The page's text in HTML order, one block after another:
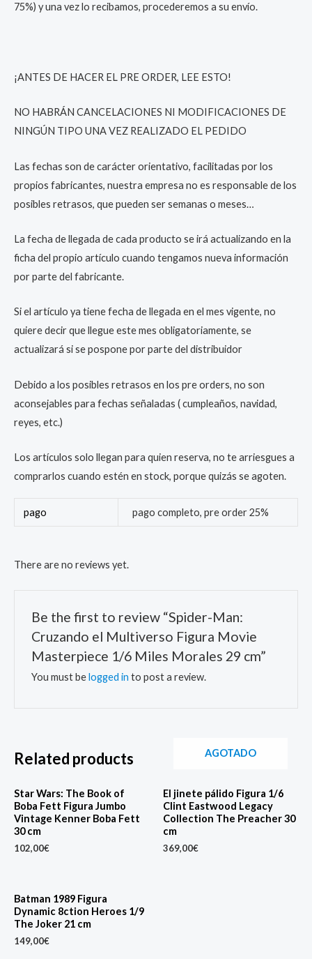
75%) y una vez lo recibamos, procederemos a su envío.
¡ANTES DE HACER EL PRE ORDER, LEE ESTO!
NO HABRÁN CANCELACIONES NI MODIFICACIONES DE
NINGÚN TIPO UNA VEZ REALIZADO EL PEDIDO
Las fechas son de carácter orientativo, facilitadas por los
propios fabricantes, nuestra empresa no es responsable de los
posibles retrasos, que pueden ser semanas o meses…
La fecha de llegada de cada producto se irá actualizando en la
ficha del propio artículo cuando tengamos nueva información
por parte del fabricante.
Si el artículo ya tiene fecha de llegada en el mes vigente, no
quiere decir que llegue este mes obligatoriamente, se
actualizará si se pospone por parte del distribuidor
Debido a los posibles retrasos en los pre orders, no son
aconsejables para fechas señaladas ( cumpleaños, navidad,
reyes, etc.)
Los artículos solo llegan para quien reserva, no te arriesgues a
comprarlos cuando estén en stock, porque quizás se agoten.
pago pago completo, pre order 25%
There are no reviews yet.
Be the first to review “Spider-Man:
Cruzando el Multiverso Figura Movie
Masterpiece 1/6 Miles Morales 29 cm”
You must belogged in to post a review.
Related products
Star Wars: The Book of
Boba Fett Figura Jumbo
Vintage Kenner Boba Fett
30 cm
102,00€
AGOTADO
El jinete pálido Figura 1/6
Clint Eastwood Legacy
Collection The Preacher 30
cm
369,00€
Batman 1989 Figura
Dynamic 8ction Heroes 1/9
The Joker 21 cm
149,00€